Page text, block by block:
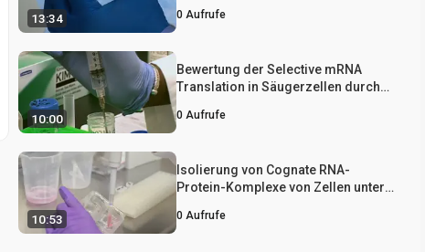
13:34
Komponenten des
0 Aufrufe
10:00
Bewertung der Selective mRNA
Translation in Säugerzellen durch
0 Aufrufe
10:53
Isolierung von Cognate RNA-
Protein-Komplexe von Zellen unter
gerichtete Elution
0 Aufrufe